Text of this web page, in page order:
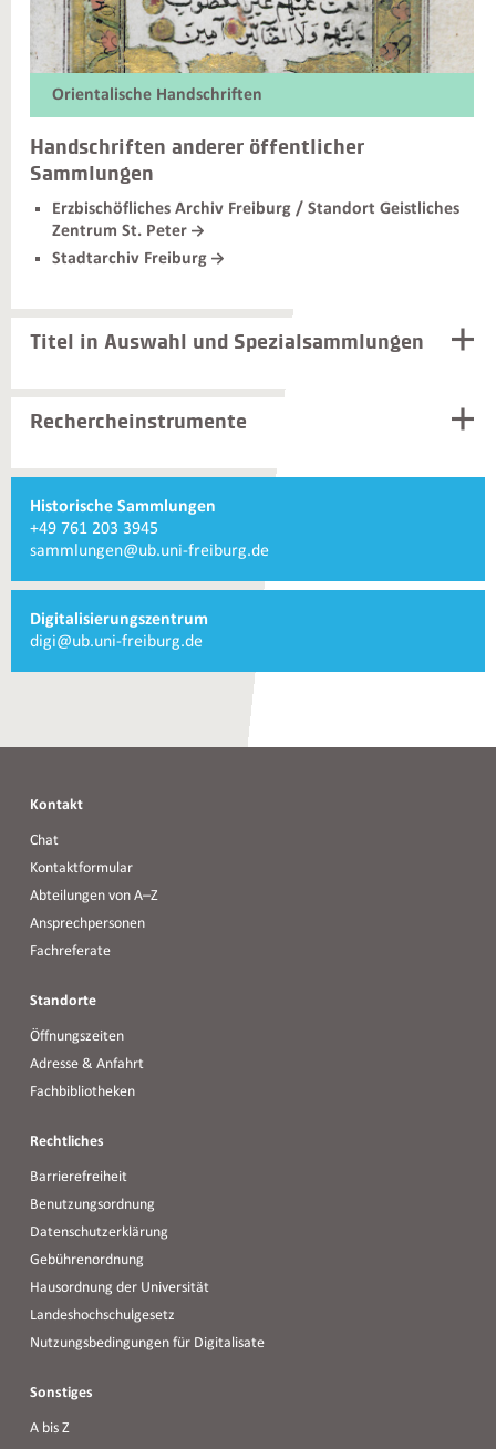
Orientalische Handschriften
Handschriften anderer öffentlicher
Sammlungen
Erzbischöfliches Archiv Freiburg / Standort Geistliches
Zentrum St. Peter
Stadtarchiv Freiburg
Titel in Auswahl und Spezialsammlungen
Rechercheinstrumente
Informationen
und
Kontakte
Historische Sammlungen
Telefonnummer
Historische
+49 761 203 3945
E-
Historische
Sammlungen
sammlungen@ub.uni-freiburg.de
Digitalisierungszentrum
E-
digi@ub.uni-freiburg.de
Kontakt
Chat
Kontaktformular
Abteilungen von A–Z
Ansprechpersonen
Fachreferate
Standorte
Öffnungszeiten
Adresse & Anfahrt
Fachbibliotheken
Rechtliches
Barrierefreiheit
Benutzungsordnung
Datenschutzerklärung
Gebührenordnung
Hausordnung der Universität
Landeshochschulgesetz
Nutzungsbedingungen für Digitalisate
Sonstiges
A bis Z